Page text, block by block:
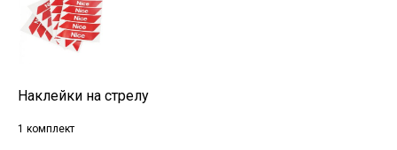
Наклейки на стрелу
1 комплект